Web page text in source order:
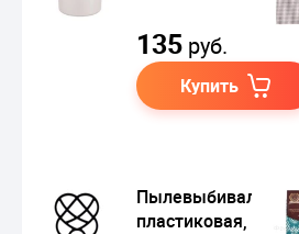
135 руб.
Купить
Пылевыбивалка
пластиковая, 36 см